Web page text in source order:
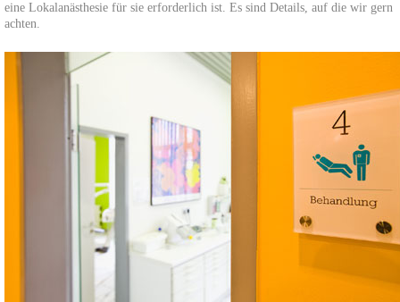
eine Lokalanästhesie für sie erforderlich ist. Es sind Details, auf die wir gern
achten.